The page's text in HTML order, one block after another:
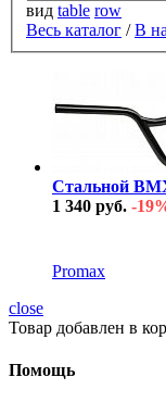
вид table row
Весь каталог /В
Стальной
1 340 руб. -
Promax
close
Товар добавлен в
Помощь